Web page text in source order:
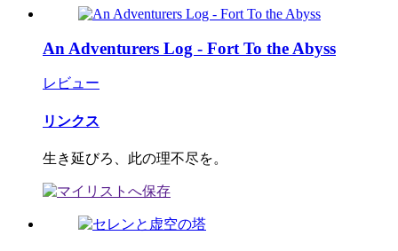
An Adventurers Log - Fort To the Abyss
レビュー
リンクス
生き延びろ、此の理不尽を。